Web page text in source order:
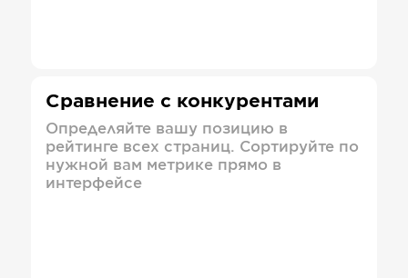
Сравнение с конкурентами
Определяйте вашу позицию в
рейтинге всех страниц. Сортируйте по
нужной вам метрике прямо в
интерфейсе